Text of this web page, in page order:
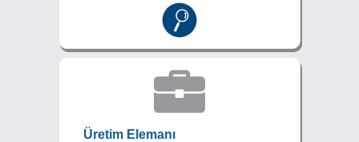
Üretim Elemanı